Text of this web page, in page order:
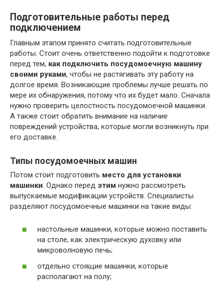
Подготовительные работы перед
подключением
Главным этапом принято считать подготовительные
работы. Стоит очень ответственно подойти к подготовке
перед тем, как подключить посудомоечную машину
своими руками, чтобы не растягивать эту работу на
долгое время. Возникающие проблемы лучше решать по
мере их обнаружения, потому что их будет мало. Сначала
нужно проверить целостность посудомоечной машинки.
А также стоит обратить внимание на наличие
повреждений устройства, которые могли возникнуть при
его доставке.
Типы посудомоечных машин
Потом стоит подготовить место для установки
машинки. Однако перед этим нужно рассмотреть
выпускаемые модификации устройств. Специалисты
разделяют посудомоечные машинки на такие виды:
настольные машинки, которые можно поставить
на столе, как электрическую духовку или
микроволновую печь;
отдельно стоящие машинки, которые
располагают на полу;